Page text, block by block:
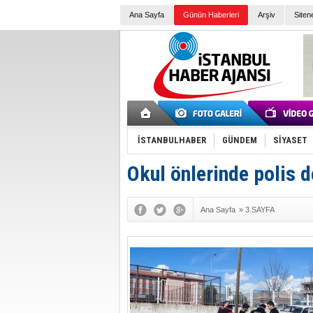
Ana Sayfa Günün Haberleri Arşiv
İSTANBULHABER GÜNDEM SİYASET
Okul önlerinde polis
Ana Sayfa » 3.SAYFA